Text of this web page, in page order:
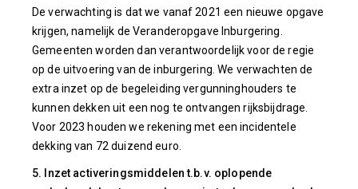
De verwachting is dat we vanaf 2021 een nieuwe opgave
krijgen, namelijk de Veranderopgave Inburgering.
Gemeenten worden dan verantwoordelijk voor de regie
op de uitvoering van de inburgering. We verwachten de
extra inzet op de begeleiding vergunninghouders te
kunnen dekken uit een nog te ontvangen rijksbijdrage.
Voor 2023 houden we rekening met een incidentele
dekking van 72 duizend euro.
5. Inzet activeringsmiddelen t.b.v. oplopende